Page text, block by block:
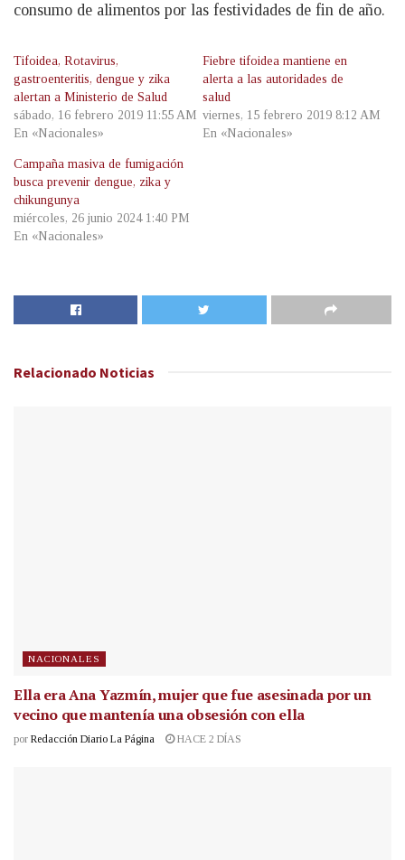
consumo de alimentos por las festividades de fin de año.
Tifoidea, Rotavirus,
gastroenteritis, dengue y zika
alertan a Ministerio de Salud
sábado, 16 febrero 2019 11:55 AM
En «Nacionales»
Fiebre tifoidea mantiene en
alerta a las autoridades de
salud
viernes, 15 febrero 2019 8:12 AM
En «Nacionales»
Campaña masiva de fumigación
busca prevenir dengue, zika y
chikungunya
miércoles, 26 junio 2024 1:40 PM
En «Nacionales»
Relacionado Noticias
NACIONALES
Ella era Ana Yazmín, mujer que fue asesinada por un
vecino que mantenía una obsesión con ella
por Redacción Diario La Página HACE 2 DÍAS